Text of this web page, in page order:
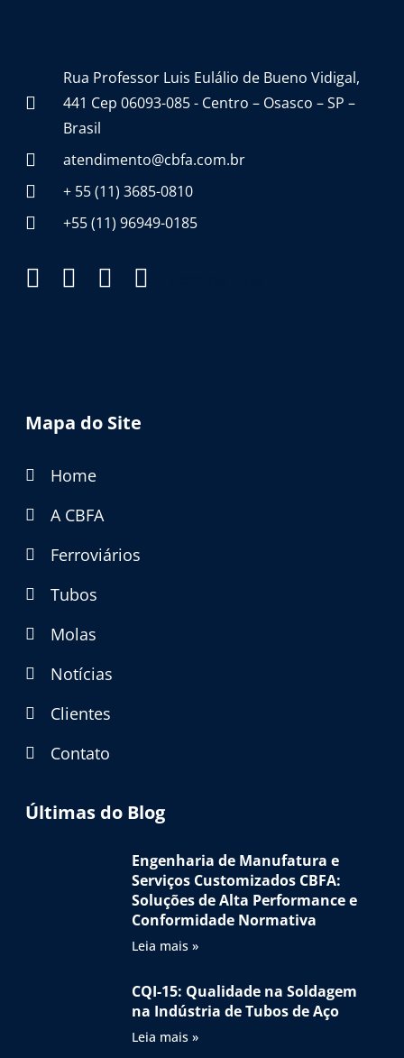
Rua Professor Luis Eulálio de Bueno Vidigal,
441 Cep 06093-085 - Centro – Osasco – SP –
Brasil
atendimento@cbfa.com.br
+ 55 (11) 3685-0810
+55 (11) 96949-0185
Mapa do Site
Home
A CBFA
Ferroviários
Tubos
Molas
Notícias
Clientes
Contato
Últimas do Blog
Engenharia de Manufatura e
Serviços Customizados CBFA:
Soluções de Alta Performance e
Conformidade Normativa
Leia mais »
CQI-15: Qualidade na Soldagem
na Indústria de Tubos de Aço
Leia mais »